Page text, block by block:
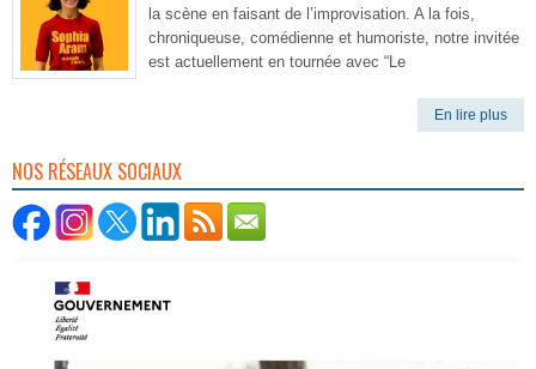
la scène en faisant de l’improvisation. A la fois,
chroniqueuse, comédienne et humoriste, notre invitée
est actuellement en tournée avec “Le
En lire plus
NOS RÉSEAUX SOCIAUX